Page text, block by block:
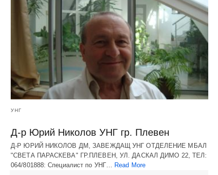
УНГ
Д-р Юрий Николов УНГ гр. Плевен
Д-Р ЮРИЙ НИКОЛОВ ДМ, ЗАВЕЖДАЩ УНГ ОТДЕЛЕНИЕ МБАЛ
"СВЕТА ПАРАСКЕВА" ГР.ПЛЕВЕН, УЛ. ДАСКАЛ ДИМО 22, ТЕЛ:
064/801888: Специалист по УНГ… Read More